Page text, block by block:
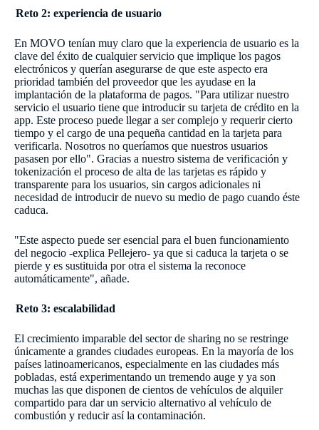
Reto 2: experiencia de usuario
En MOVO tenían muy claro que la experiencia de usuario es la
clave del éxito de cualquier servicio que implique los pagos
electrónicos y querían asegurarse de que este aspecto era
prioridad también del proveedor que les ayudase en la
implantación de la plataforma de pagos. "Para utilizar nuestro
servicio el usuario tiene que introducir su tarjeta de crédito en la
app. Este proceso puede llegar a ser complejo y requerir cierto
tiempo y el cargo de una pequeña cantidad en la tarjeta para
verificarla. Nosotros no queríamos que nuestros usuarios
pasasen por ello". Gracias a nuestro sistema de verificación y
tokenización el proceso de alta de las tarjetas es rápido y
transparente para los usuarios, sin cargos adicionales ni
necesidad de introducir de nuevo su medio de pago cuando éste
caduca.
"Este aspecto puede ser esencial para el buen funcionamiento
del negocio -explica Pellejero- ya que si caduca la tarjeta o se
pierde y es sustituida por otra el sistema la reconoce
automáticamente", añade.
Reto 3: escalabilidad
El crecimiento imparable del sector de sharing no se restringe
únicamente a grandes ciudades europeas. En la mayoría de los
países latinoamericanos, especialmente en las ciudades más
pobladas, está experimentando un tremendo auge y ya son
muchas las que disponen de cientos de vehículos de alquiler
compartido para dar un servicio alternativo al vehículo de
combustión y reducir así la contaminación.